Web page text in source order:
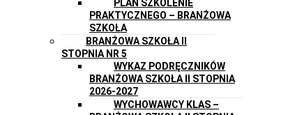
PLAN SZKOLENIE
PRAKTYCZNEGO – BRANŻOWA
SZKOŁA
BRANŻOWA SZKOŁA II
STOPNIA NR 5
WYKAZ PODRĘCZNIKÓW
BRANŻOWA SZKOŁA II STOPNIA
2026-2027
WYCHOWAWCY KLAS –